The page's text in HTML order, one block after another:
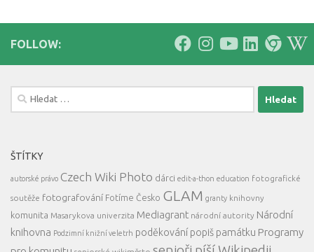
FOLLOW:
Vyhledávání
ŠTÍTKY
autorské právo Czech Wiki Photo dárci edit-a-thon education fotografické
soutěže fotografování Fotíme Česko GLAM granty knihovny
komunita Masarykova univerzita Mediagrant národní autority Národní
knihovna Podzimní knižní veletrh poděkování popiš památku Programy